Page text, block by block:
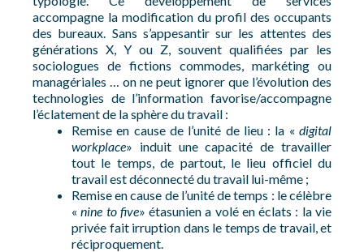
accompagne la modification du profil des occupants
des bureaux. Sans s’appesantir sur les attentes des
générations X, Y ou Z, souvent qualifiées par les
sociologues de fictions commodes, markéting ou
managériales … on ne peut ignorer que l’évolution des
technologies de l’information favorise/accompagne
l’éclatement de la sphère du travail :
Remise en cause de l’unité de lieu : la « digital
workplace» induit une capacité de travailler
tout le temps, de partout, le lieu officiel du
travail est déconnecté du travail lui-même ;
Remise en cause de l’unité de temps : le célèbre
«nine to five» étasunien a volé en éclats : la vie
privée fait irruption dans le temps de travail, et
réciproquement.